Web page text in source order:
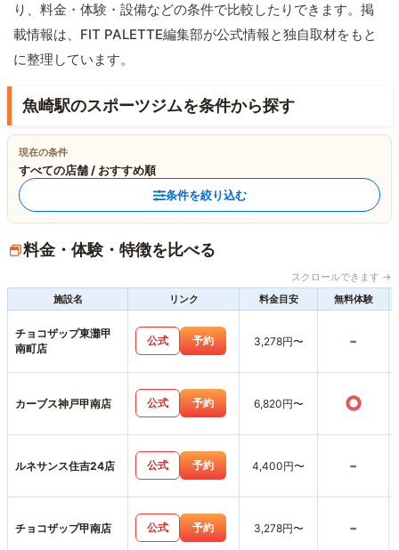
り、料金・体験・設備などの条件で比較したりできます。掲
載情報は、FIT PALETTE編集部が公式情報と独自取材をもと
に整理しています。
魚崎駅のスポーツジムを条件から探す
現在の条件
すべての店舗 / おすすめ順
条件を絞り込む
料金・体験・特徴を比べる
スクロールできます →
施設名
リンク 料金目安 無料体験
チョコザップ東灘甲
南町店
公式 予約 3,278円〜 -
カーブス神戸甲南店 公式 予約 6,820円〜 ○
ルネサンス住吉24店 公式 予約 4,400円〜 -
チョコザップ甲南店 公式 予約 3,278円〜 -